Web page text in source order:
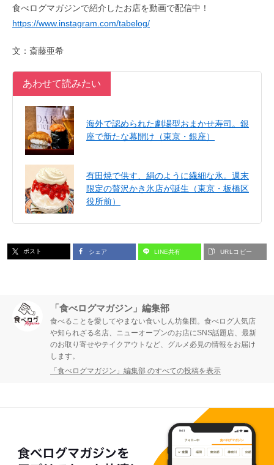
食べログマガジンで紹介したお店を動画で配信中！
https://www.instagram.com/tabelog/
文：斎藤亜希
あわせて読みたい
海外で認められた劇場型おまかせ寿司。銀
座で新たな幕開け（東京・銀座）
有田焼で供す、絹のように繊細な氷。週末
限定の贅沢かき氷店が誕生（東京・板橋区
役所前）
ポスト シェア LINE共有 URLコピー
「食べログマガジン」編集部
食べることを愛してやまない食いしん坊集団。食べログ人気店
や知られざる名店、ニューオープンのお店にSNS話題店、最新
のお取り寄せやテイクアウトなど、グルメ必見の情報をお届け
します。
「食べログマガジン」編集部 のすべての投稿を表示